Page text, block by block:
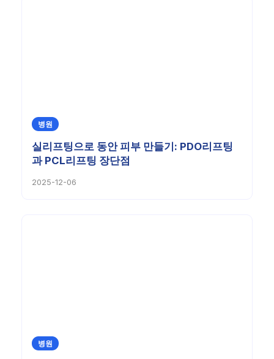
병원
실리프팅으로 동안 피부 만들기: PDO리프팅
과 PCL리프팅 장단점
2025-12-06
병원